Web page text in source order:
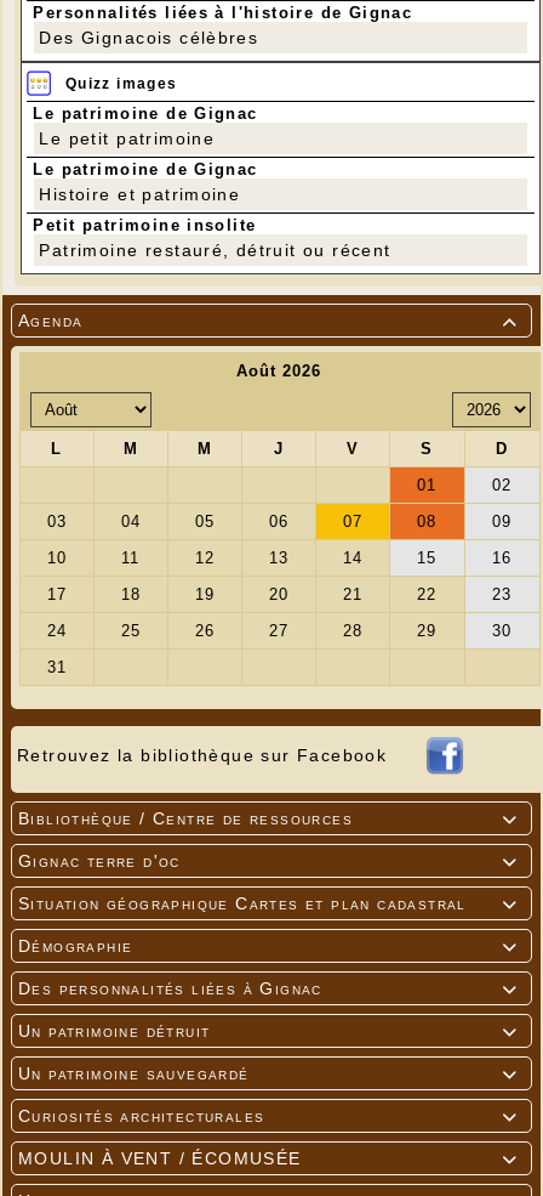

Agenda
Retrouvez la bibliothèque sur Facebook

Bibliothèque / Centre de ressources

Gignac terre d'oc

Situation géographique Cartes et plan cadastral

Démographie

Des personnalités liées à Gignac

Un patrimoine détruit

Un patrimoine sauvegardé

Curiosités architecturales

MOULIN À VENT / ÉCOMUSÉE
Personnalités liées à l'histoire de Gignac
Des Gignacois célèbres
Quizz images
Le patrimoine de Gignac
Le petit patrimoine
Le patrimoine de Gignac
Histoire et patrimoine
Petit patrimoine insolite
Patrimoine restauré, détruit ou récent